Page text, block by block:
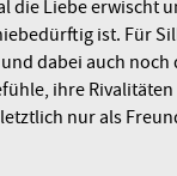
die Liebe erwischt
ist. Für
dabei auch noch
ihre Rivalitäten
nur als